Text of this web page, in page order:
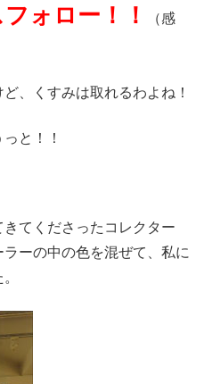
ォロー！！
（感
、くすみは取れるわよね！
と！！
てくださったコレクター
ーの中の色を混ぜて、私に